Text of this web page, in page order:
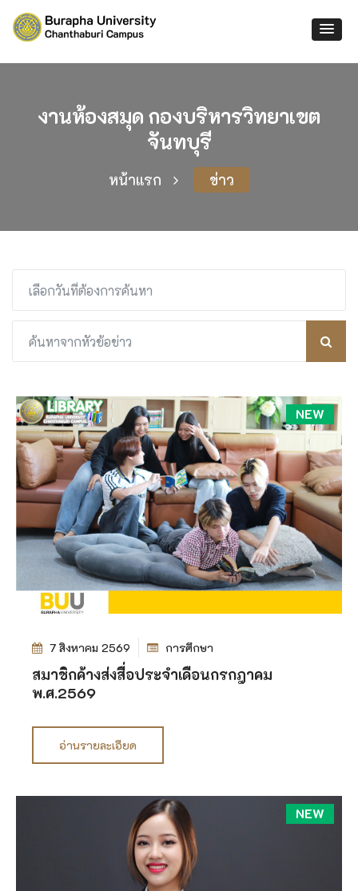
งานห้องสมุด กองบริหารวิทยาเขต
จันทบุรี
หน้าแรก ข่าว
NEW
7 สิงหาคม 2569 การศึกษา
สมาชิกค้างส่งสื่อประจำเดือนกรกฎาคม
พ.ศ.2569
อ่านรายละเอียด
NEW